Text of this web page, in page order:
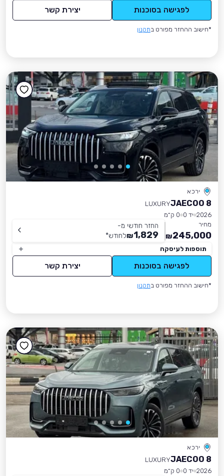
לפגישה בסוכנות יצירת קשר
*חישוב ההחזר מפורט בתקנון
ירכא
JAECOO 8
LUXURY
2026 יד 0
0 ק״מ
מחיר
245,000
₪
החזר חודשי מ-
1,829
₪לחודש*
תוספות לעיסקה
לפגישה בסוכנות יצירת קשר
*חישוב ההחזר מפורט בתקנון
ירכא
JAECOO 8
LUXURY
2026 יד 0
0 ק״מ